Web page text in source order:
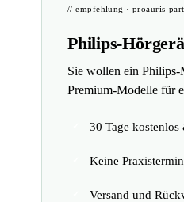
// empfehlung · proauris-
Philips-
Sie wollen ein Philips-
Premium-Modelle für
30 Tage
Keine
Versand und